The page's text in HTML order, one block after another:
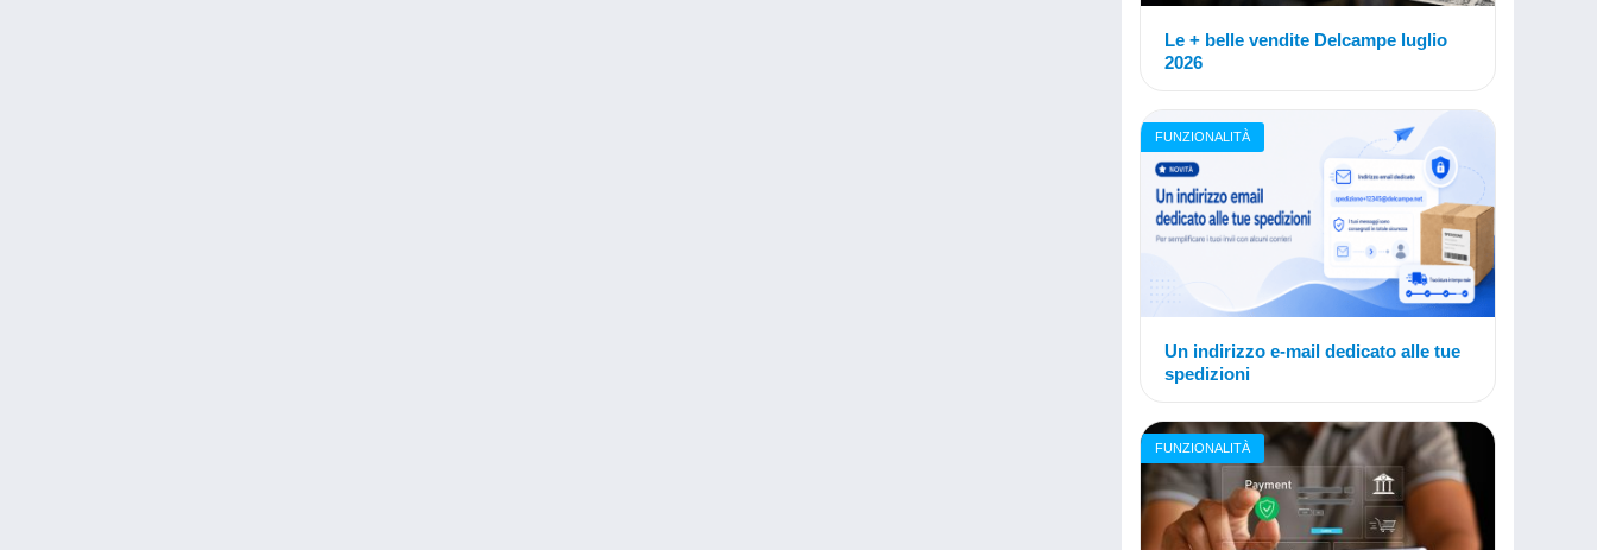
Le + belle vendite Delcampe luglio
2026
FUNZIONALITÀ
Un indirizzo e-mail dedicato alle tue
spedizioni
FUNZIONALITÀ